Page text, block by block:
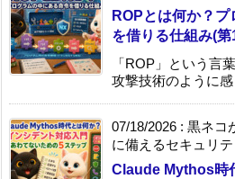
ROPとは何か？
を借りる仕組み(
「ROP」という言
攻撃技術のように
07/18/2026 : 黒ネコ
に備えるセキュリテ
Claude Mythos時